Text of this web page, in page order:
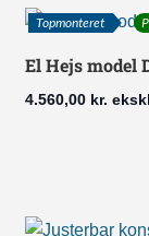
Topmonteret
El Hejs model
4.560,00 kr.